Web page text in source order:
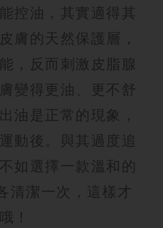
控油，其實適得其
膚的天然保護層，
，反而刺激皮脂腺
變得更油、更不舒
油是正常的現象，
動後。與其過度追
如選擇一款溫和的
清潔一次，這樣才
！